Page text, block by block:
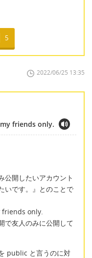
5
2022/06/25 13:35
friends only.
公開したいアカウント
いです。』とのことで
only.
で友人のみに公開して
public と言うのに対